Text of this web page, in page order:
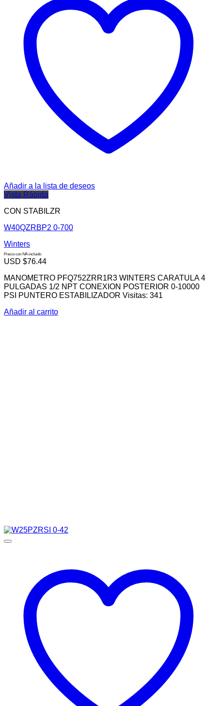
Añadir a la lista de deseos
Vista Rápida
CON STABILZR
W40QZRBP2 0-700
Winters
Precio con IVA incluido
USD $76.44
MANOMETRO PFQ752ZRR1R3 WINTERS CARATULA 4
PULGADAS 1/2 NPT CONEXION POSTERIOR 0-10000
PSI PUNTERO ESTABILIZADOR Visitas: 341
Añadir al carrito